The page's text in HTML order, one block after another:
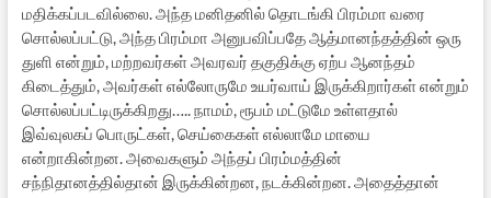
மதிக்கப்படவில்லை. அந்த மனிதனில் தொடங்கி பிரம்மா வரை
சொல்லப்பட்டு, அந்த பிரம்மா அனுபவிப்பதே ஆத்மானந்தத்தின் ஒரு
துளி என்றும், மற்றவர்கள் அவரவர் தகுதிக்கு ஏற்ப ஆனந்தம்
கிடைத்தும், அவர்கள் எல்லோருமே உயர்வாய் இருக்கிறார்கள் என்றும்
சொல்லப்பட்டிருக்கிறது….. நாமம், ரூபம் மட்டுமே உள்ளதால்
இவ்வுலகப் பொருட்கள், செய்கைகள் எல்லாமே மாயை
என்றாகின்றன. அவைகளும் அந்தப் பிரம்மத்தின்
சந்நிதானத்தில்தான் இருக்கின்றன, நடக்கின்றன. அதைத்தான்